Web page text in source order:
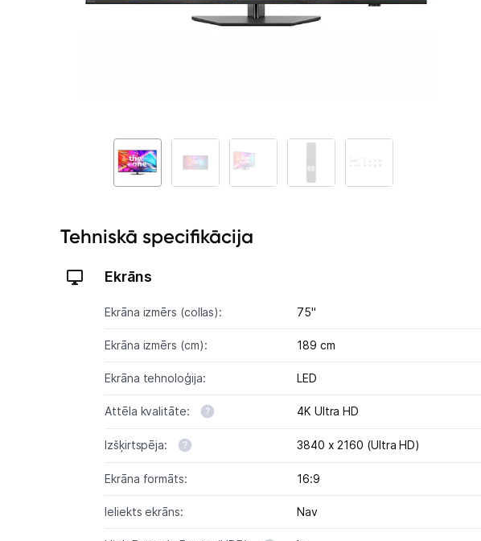
Tehniskā specifikācija
Ekrāns
Ekrāna izmērs (collas): 75"
Ekrāna izmērs (cm): 189 cm
Ekrāna tehnoloģija: LED
Attēla kvalitāte: 4K Ultra HD
Izšķirtspēja: 3840 x 2160 (Ultra HD)
Ekrāna formāts: 16:9
Ieliekts ekrāns: Nav